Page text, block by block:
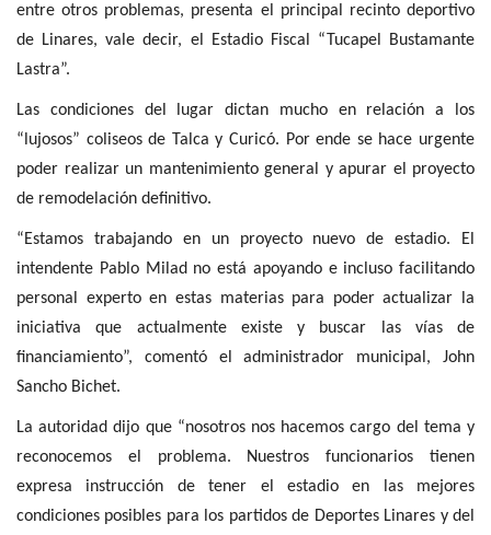
entre otros problemas, presenta el principal recinto deportivo
de Linares, vale decir, el Estadio Fiscal “Tucapel Bustamante
Lastra”.
Las condiciones del lugar dictan mucho en relación a los
“lujosos” coliseos de Talca y Curicó. Por ende se hace urgente
poder realizar un mantenimiento general y apurar el proyecto
de remodelación definitivo.
“Estamos trabajando en un proyecto nuevo de estadio. El
intendente Pablo Milad no está apoyando e incluso facilitando
personal experto en estas materias para poder actualizar la
iniciativa que actualmente existe y buscar las vías de
financiamiento”, comentó el administrador municipal, John
Sancho Bichet.
La autoridad dijo que “nosotros nos hacemos cargo del tema y
reconocemos el problema. Nuestros funcionarios tienen
expresa instrucción de tener el estadio en las mejores
condiciones posibles para los partidos de Deportes Linares y del